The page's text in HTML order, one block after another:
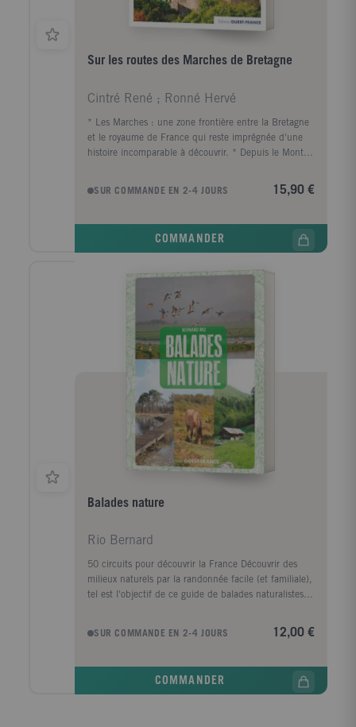
Sur les routes des Marches de Bretagne
Cintré René ; Ronné Hervé
* Les Marches : une zone frontière entre la Bretagne
et le royaume de France qui reste imprégnée d'une
histoire incomparable à découvrir. * Depuis le Mont-
sud, les Marches de Bretagne égrènent un chapelet
de châteaux et de places fortes à découvrir grâce à 7
SUR COMMANDE EN 2-4 JOURS 15,90 €
COMMANDER
Balades nature
Rio Bernard
50 circuits pour découvrir la France Découvrir des
milieux naturels par la randonnée facile (et familiale),
tel est l'objectif de ce guide de balades naturalistes
50 balades pour tous dans des paysages variés, à la
découverte de la flore et de la faune sauvages,
SUR COMMANDE EN 2-4 JOURS 12,00 €
COMMANDER